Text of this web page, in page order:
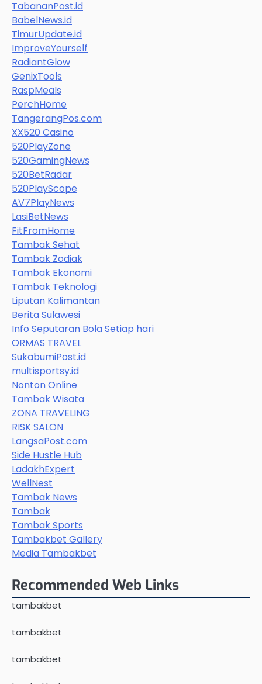
TabananPost.id
BabelNews.id
TimurUpdate.id
ImproveYourself
RadiantGlow
GenixTools
RaspMeals
PerchHome
TangerangPos.com
XX520 Casino
520PlayZone
520GamingNews
520BetRadar
520PlayScope
AV7PlayNews
LasiBetNews
FitFromHome
Tambak Sehat
Tambak Zodiak
Tambak Ekonomi
Tambak Teknologi
Liputan Kalimantan
Berita Sulawesi
Info Seputaran Bola Setiap hari
ORMAS TRAVEL
SukabumiPost.id
multisportsy.id
Nonton Online
Tambak Wisata
ZONA TRAVELING
RISK SALON
LangsaPost.com
Side Hustle Hub
LadakhExpert
WellNest
Tambak News
Tambak
Tambak Sports
Tambakbet Gallery
Media Tambakbet
Recommended Web Links
tambakbet
tambakbet
tambakbet